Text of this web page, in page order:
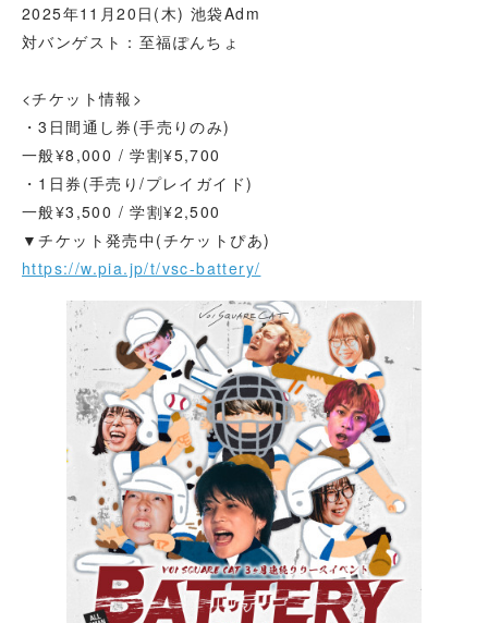
2025年11月20日(木) 池袋Adm
対バンゲスト：至福ぽんちょ
<チケット情報>
・3日間通し券(手売りのみ)
一般¥8,000 / 学割¥5,700
・1日券(手売り/プレイガイド)
一般¥3,500 / 学割¥2,500
▼チケット発売中(チケットぴあ)
https://w.pia.jp/t/vsc-battery/